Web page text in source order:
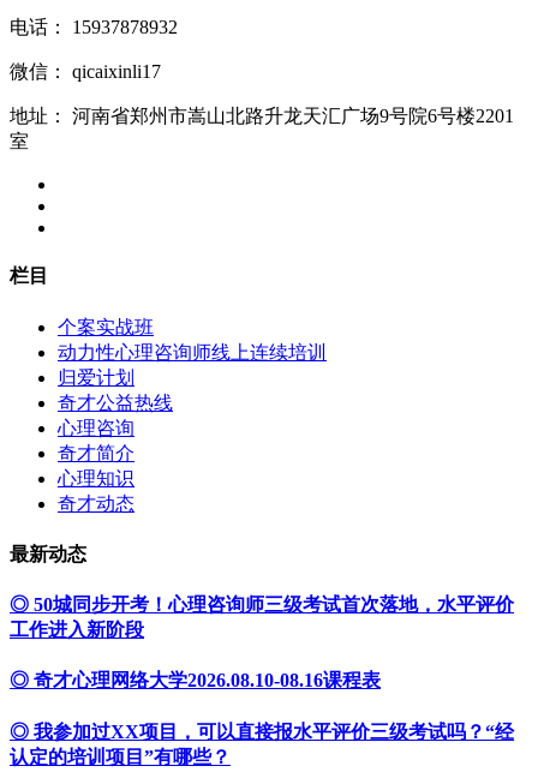
电话： 15937878932
微信： qicaixinli17
地址：
河南省郑州市嵩山北路升龙天汇广场9号院6号楼2201
室
栏目
个案实战班
动力性心理咨询师线上连续培训
归爱计划
奇才公益热线
心理咨询
奇才简介
心理知识
奇才动态
最新动态
◎ 50城同步开考！心理咨询师三级考试首次落地，水平评价
工作进入新阶段
◎ 奇才心理网络大学2026.08.10-08.16课程表
◎ 我参加过XX项目，可以直接报水平评价三级考试吗？“经
认定的培训项目”有哪些？